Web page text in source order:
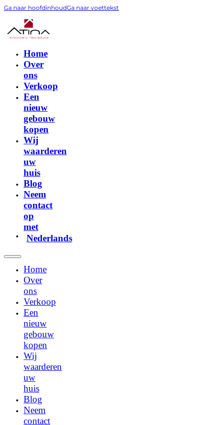
Ga naar hoofdinhoudGa naar voettekst
Home
Over
ons
Verkoop
Een
nieuw
gebouw
kopen
Wij
waarderen
uw
huis
Blog
Neem
contact
op
met
Nederlands
Home
Over
ons
Verkoop
Een
nieuw
gebouw
kopen
Wij
waarderen
uw
huis
Blog
Neem
contact